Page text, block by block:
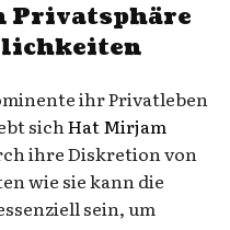
Privatsphäre
ihr Privatleben
sichHat Mirjam
ihre Diskretion von
wie sie kann die
sein, um